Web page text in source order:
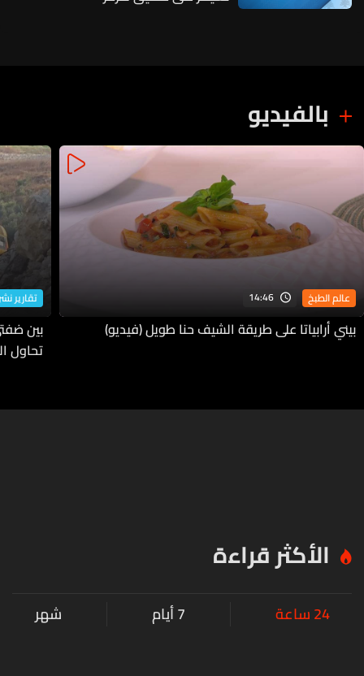
بالفيديو
عالم الطبخ 14:46
بيني أرابياتا على طريقة الشيف حنا طويل (فيديو)
تقارير
بين
تحاول
الأكثر قراءة
24 ساعة 7 أيام شهر